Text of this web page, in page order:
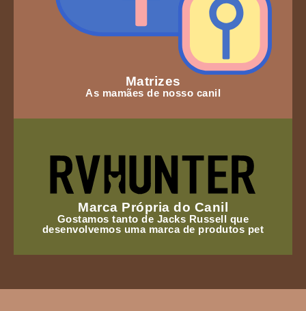
Matrizes
As mamães de nosso canil
Marca Própria do Canil
Gostamos tanto de Jacks Russell que
desenvolvemos uma marca de produtos pet